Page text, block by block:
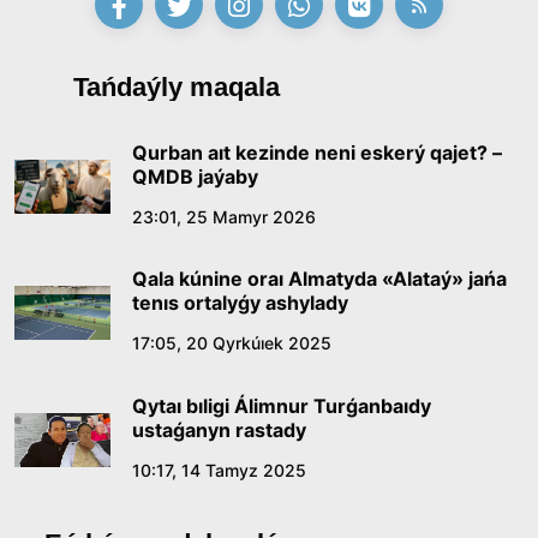
Abaıdyń adam tárbıesi týraly kózqarastarynyń
18:59, 20 Shilde 2026
Jasandy ıntellekt: adamzattyń kómekshisi me,
18:16, 20 Shilde 2026
Ulttyq arhıvtiń ashylǵanyna 20 jyl: negizgi
jetistikteri men damý baǵyty
17:09, 20 Shilde 2026
nazar aýdardy
Tańdaýly maqala
Qurban aıt kezinde neni eskerý qajet? –
QMDB jaýaby
23:01, 25 Mamyr 2026
Qala kúnine oraı Almatyda «Alataý» jańa
tenıs ortalyǵy ashylady
17:05, 20 Qyrkúıek 2025
Qytaı bıligi Álimnur Turǵanbaıdy
ustaǵanyn rastady
10:17, 14 Tamyz 2025